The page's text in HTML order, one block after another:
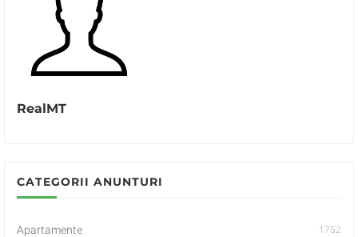
RealMT
CATEGORII ANUNTURI
Apartamente 1752